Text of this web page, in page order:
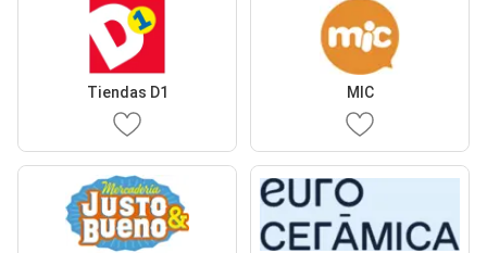
Tiendas D1 MIC